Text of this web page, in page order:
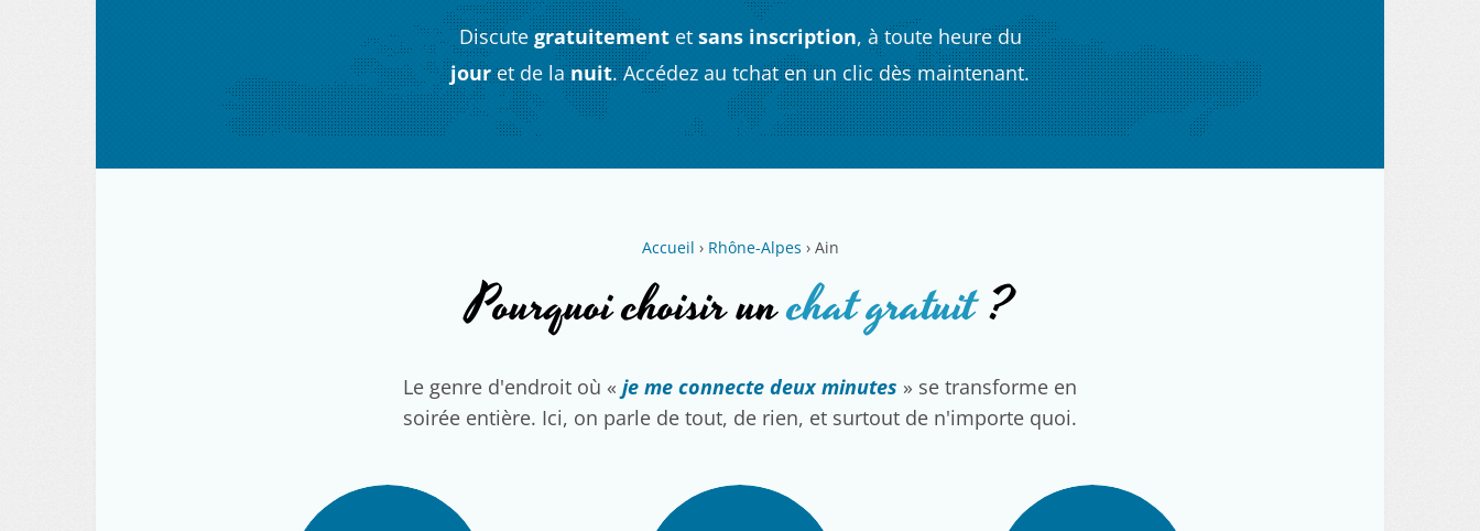
Discutegratuitementet sans inscription, à toute heure du
jouret de lanuit. Accédez au tchat en un clic dès maintenant.
Accueil › Rhône-Alpes › Ain
Pourquoi choisir unchat gratuit?
Le genre d'endroit où « je me connecte deux minutes » se transforme en
soirée entière. Ici, on parle de tout, de rien, et surtout de n'importe quoi.